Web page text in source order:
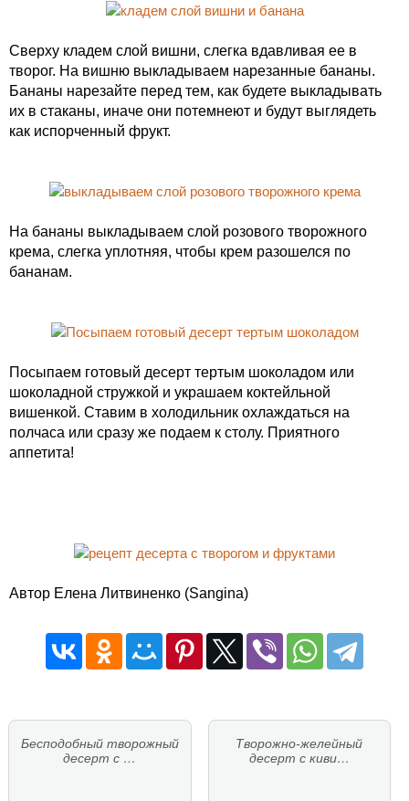
Сверху кладем слой вишни, слегка вдавливая ее в
творог. На вишню выкладываем нарезанные бананы.
Бананы нарезайте перед тем, как будете выкладывать
их в стаканы, иначе они потемнеют и будут выглядеть
как испорченный фрукт.
На бананы выкладываем слой розового творожного
крема, слегка уплотняя, чтобы крем разошелся по
бананам.
Посыпаем готовый десерт тертым шоколадом или
шоколадной стружкой и украшаем коктейльной
вишенкой. Ставим в холодильник охлаждаться на
полчаса или сразу же подаем к столу. Приятного
аппетита!
Автор Елена Литвиненко (Sangina)
Бесподобный творожный
десерт с …
Творожно-желейный
десерт с киви…